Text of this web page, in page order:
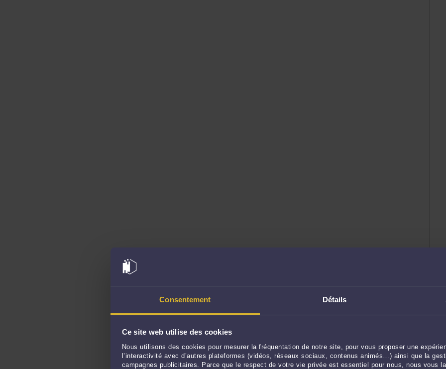
Consentement Détails
Ce site web utilise des cookies
Nous utilisons des cookies pour mesurer la fréquentation de notre site, pour vous proposer une
l’interactivité avec d’autres plateformes (vidéos, réseaux sociaux, contenus animés…) ainsi que la
campagnes publicitaires. Parce que le respect de votre vie privée est essentiel pour nous, nous vous